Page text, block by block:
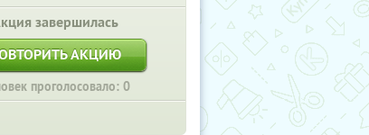
завершилась
АКЦИЮ
проголосовало: 0